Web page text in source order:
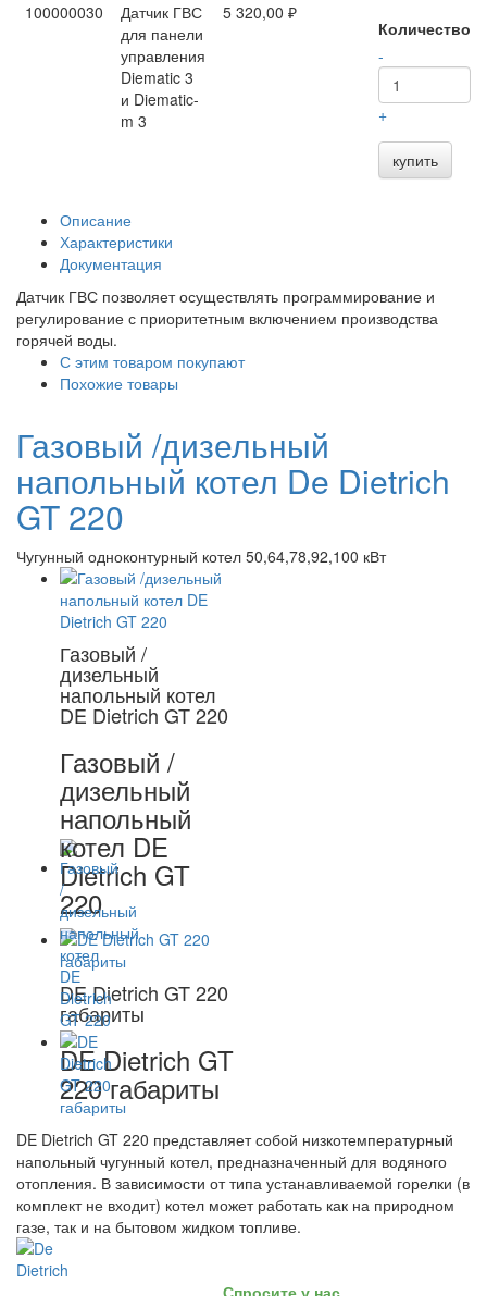
100000030
Датчик ГВС
для панели
управления
Diematic 3
и Diematic-
m 3
5 320,00 ₽
Количество
-
+
купить
Описание
Характеристики
Документация
Датчик ГВС позволяет осуществлять программирование и
регулирование с приоритетным включением производства
горячей воды.
С этим товаром покупают
Похожие товары
Газовый /дизельный
напольный котел De Dietrich
GT 220
Чугунный одноконтурный котел 50,64,78,92,100 кВт
Газовый /
дизельный
напольный котел
DE Dietrich GT 220
Газовый /
дизельный
напольный
котел DE
Dietrich GT
220
DE Dietrich GT 220
габариты
DE Dietrich GT
220 габариты
DE Dietrich GT 220 представляет собой низкотемпературный
напольный чугунный котел, предназначенный для водяного
отопления. В зависимости от типа устанавливаемой горелки (в
комплект не входит) котел может работать как на природном
газе, так и на бытовом жидком топливе.
Спросите у нас